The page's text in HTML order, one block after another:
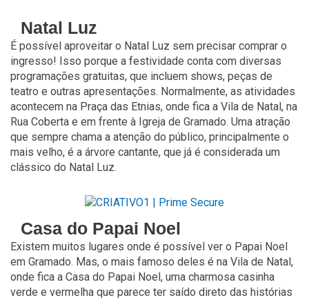
Natal Luz
É possível aproveitar o Natal Luz sem precisar comprar o
ingresso! Isso porque a festividade conta com diversas
programações gratuitas, que incluem shows, peças de
teatro e outras apresentações. Normalmente, as atividades
acontecem na Praça das Etnias, onde fica a Vila de Natal, na
Rua Coberta e em frente à Igreja de Gramado. Uma atração
que sempre chama a atenção do público, principalmente o
mais velho, é a árvore cantante, que já é considerada um
clássico do Natal Luz.
Casa do Papai Noel
Existem muitos lugares onde é possível ver o Papai Noel
em Gramado. Mas, o mais famoso deles é na Vila de Natal,
onde fica a Casa do Papai Noel, uma charmosa casinha
verde e vermelha que parece ter saído direto das histórias